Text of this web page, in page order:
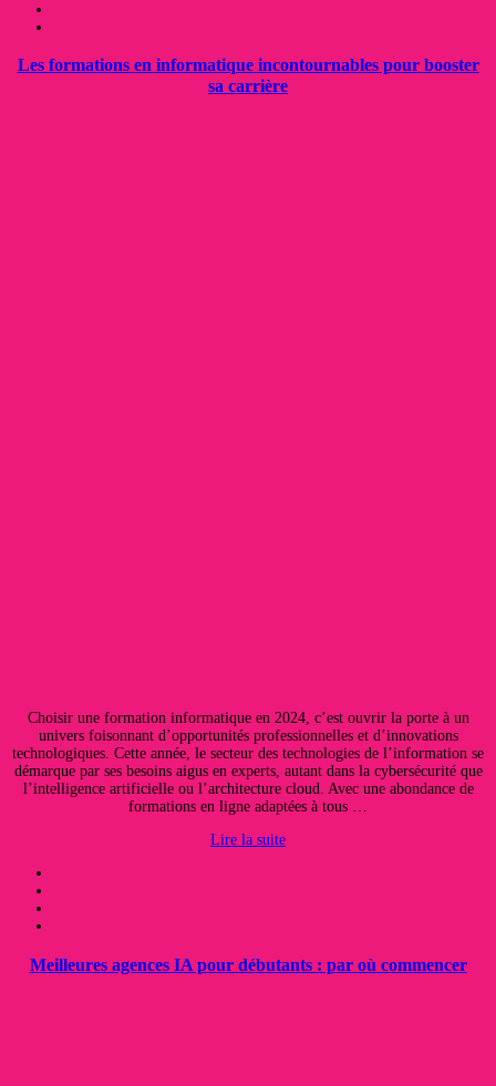
Les formations en informatique incontournables pour booster
sa carrière
Choisir une formation informatique en 2024, c’est ouvrir la porte à un
univers foisonnant d’opportunités professionnelles et d’innovations
technologiques. Cette année, le secteur des technologies de l’information se
démarque par ses besoins aigus en experts, autant dans la cybersécurité que
l’intelligence artificielle ou l’architecture cloud. Avec une abondance de
formations en ligne adaptées à tous …
Lire la suite
Meilleures agences IA pour débutants : par où commencer